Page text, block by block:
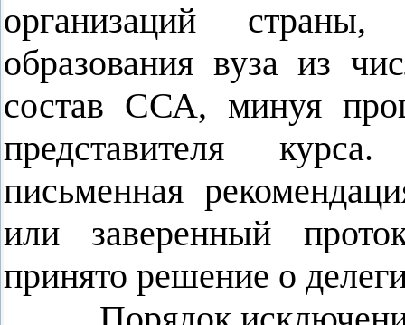
организаций страны,
образования вуза из
состав ССА, минуя
представителя
письменная
или заверенный
принято решение о